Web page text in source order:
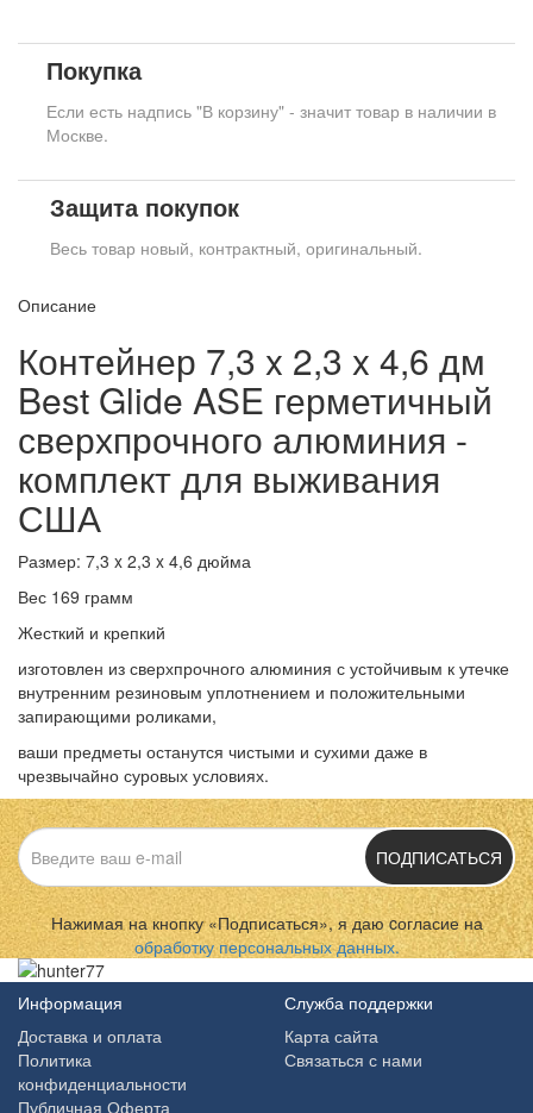
Покупка
Если есть надпись "В корзину" - значит товар в наличии в
Москве.
Защита покупок
Весь товар новый, контрактный, оригинальный.
Описание
Контейнер 7,3 x 2,3 x 4,6 дм
Best Glide ASE герметичный
сверхпрочного алюминия -
комплект для выживания
США
Размер: 7,3 x 2,3 x 4,6 дюйма
Вес 169 грамм
Жесткий и крепкий
изготовлен из сверхпрочного алюминия с устойчивым к утечке
внутренним резиновым уплотнением и положительными
запирающими роликами,
ваши предметы останутся чистыми и сухими даже в
чрезвычайно суровых условиях.
ПОДПИСАТЬСЯ
Нажимая на кнопку «Подписаться», я даю cогласие на
обработку персональных данных.
Информация
Доставка и оплата
Политика
конфиденциальности
Публичная Оферта
Служба поддержки
Карта сайта
Связаться с нами